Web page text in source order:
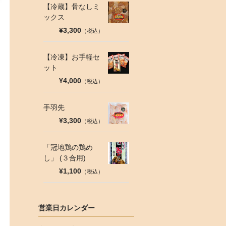
【冷蔵】骨なしミ
ックス
¥3,300 （税込）
【冷凍】お手軽セ
ット
¥4,000 （税込）
手羽先
¥3,300 （税込）
「冠地鶏の鶏め
し」 (３合用)
¥1,100 （税込）
営業日カレンダー